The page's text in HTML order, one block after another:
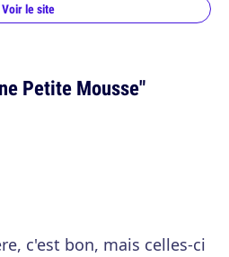
Voir le site
Petite Mousse"
c'est bon, mais celles-ci